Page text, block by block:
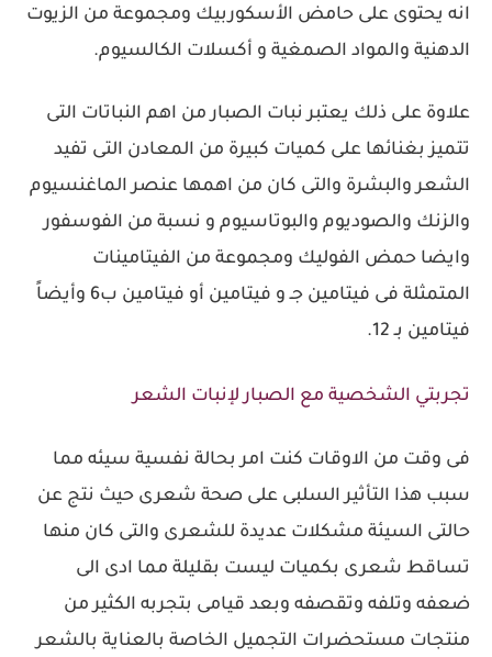
انه يحتوى على حامض الأسكوربيك ومجموعة من الزيوت
الدهنية والمواد الصمغية و أكسلات الكالسيوم.
علاوة على ذلك يعتبر نبات الصبار من اهم النباتات التى
تتميز بغنائها على كميات كبيرة من المعادن التى تفيد
الشعر والبشرة والتى كان من اهمها عنصر الماغنسيوم
والزنك والصوديوم والبوتاسيوم و نسبة من الفوسفور
وايضا حمض الفوليك ومجموعة من الفيتامينات
المتمثلة فى فيتامين جـ و فيتامين أو فيتامين ب6 وأيضاً
فيتامين بـ 12.
تجربتي الشخصية مع الصبار لإنبات الشعر
فى وقت من الاوقات كنت امر بحالة نفسية سيئه مما
سبب هذا التأثير السلبى على صحة شعرى حيث نتج عن
حالتى السيئة مشكلات عديدة للشعرى والتى كان منها
تساقط شعرى بكميات ليست بقليلة مما ادى الى
ضعفه وتلفه وتقصفه وبعد قيامى بتجربه الكثير من
منتجات مستحضرات التجميل الخاصة بالعناية بالشعر